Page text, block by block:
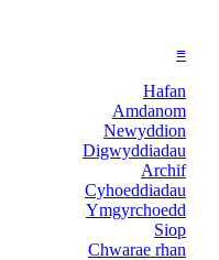
≡
Hafan
Amdanom
Newyddion
Digwyddiadau
Archif
Cyhoeddiadau
Ymgyrchoedd
Siop
Chwarae rhan